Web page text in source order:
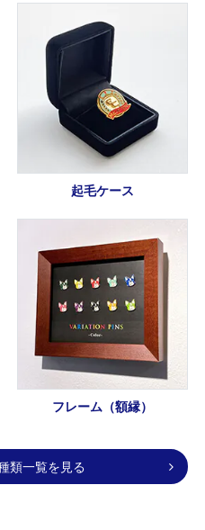
起毛ケース
フレーム（額縁）
類一覧を見る